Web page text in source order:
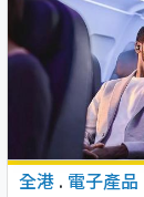
全港 . 電子產品